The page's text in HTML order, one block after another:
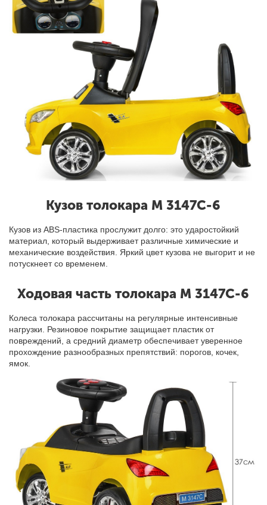
Кузов толокара M 3147C-6
Кузов из ABS-пластика прослужит долго: это ударостойкий
материал, который выдерживает различные химические и
механические воздействия. Яркий цвет кузова не выгорит и не
потускнеет со временем.
Ходовая часть толокара M 3147C-6
Колеса толокара рассчитаны на регулярные интенсивные
нагрузки. Резиновое покрытие защищает пластик от
повреждений, а средний диаметр обеспечивает уверенное
прохождение разнообразных препятствий: порогов, кочек,
ямок.